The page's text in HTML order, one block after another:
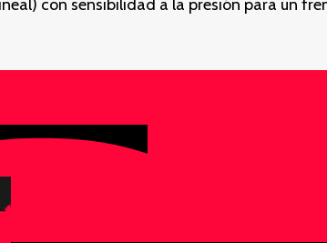
con sensibilidad a la presión para un